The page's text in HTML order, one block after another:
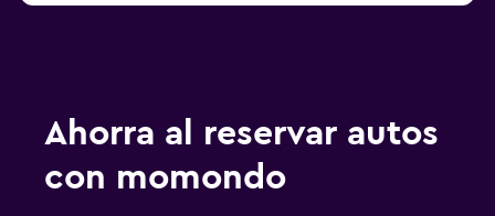
Ahorra al reservar autos
con momondo